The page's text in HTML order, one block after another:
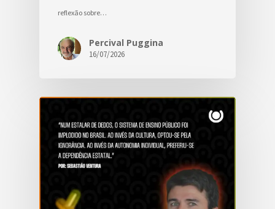
reflexão sobre…
Percival Puggina
16/07/2026